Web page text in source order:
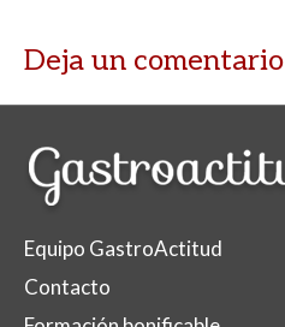
Deja un comentario
Equipo GastroActitud
Contacto